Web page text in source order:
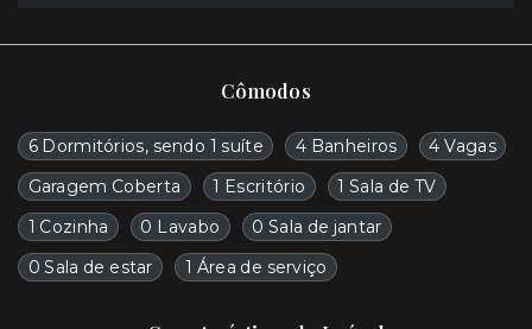
Cômodos
6 Dormitórios, sendo 1 suíte 4 Banheiros
4 Vagas
Garagem Coberta
1 Escritório
1 Sala de TV
1 Cozinha
0 Lavabo
0 Sala de jantar
0 Sala de estar
1 Área de serviço